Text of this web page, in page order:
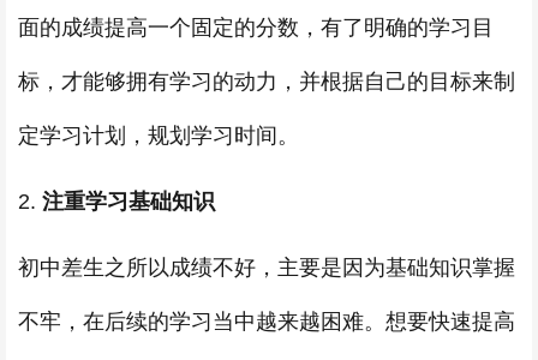
面的成绩提高一个固定的分数，有了明确的学习目
标，才能够拥有学习的动力，并根据自己的目标来制
定学习计划，规划学习时间。
2. 注重学习基础知识
初中差生之所以成绩不好，主要是因为基础知识掌握
不牢，在后续的学习当中越来越困难。想要快速提高